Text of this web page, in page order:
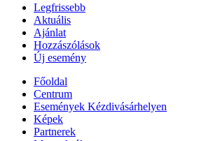
Legfrissebb
Aktuális
Ajánlat
Hozzászólások
Új esemény
Főoldal
Centrum
Események Kézdivásárhelyen
Képek
Partnerek